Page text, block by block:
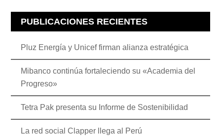
PUBLICACIONES RECIENTES
Pluz Energía y Unicef firman alianza estratégica
Mibanco continúa fortaleciendo su «Academia del
Progreso»
Tetra Pak presenta su Informe de Sostenibilidad
La red social Clapper llega al Perú